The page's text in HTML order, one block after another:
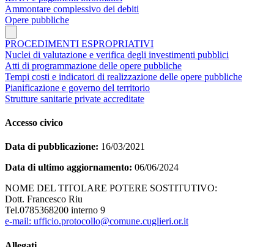
Ammontare complessivo dei debiti
Opere pubbliche
PROCEDIMENTI ESPROPRIATIVI
Nuclei di valutazione e verifica degli investimenti pubblici
Atti di programmazione delle opere pubbliche
Tempi costi e indicatori di realizzazione delle opere pubbliche
Pianificazione e governo del territorio
Strutture sanitarie private accreditate
Accesso civico
Data di pubblicazione: 16/03/2021
Data di ultimo aggiornamento: 06/06/2024
NOME DEL TITOLARE POTERE SOSTITUTIVO:
Dott. Francesco Riu
Tel.0785368200 interno 9
e-mail: ufficio.protocollo@comune.cuglieri.or.it